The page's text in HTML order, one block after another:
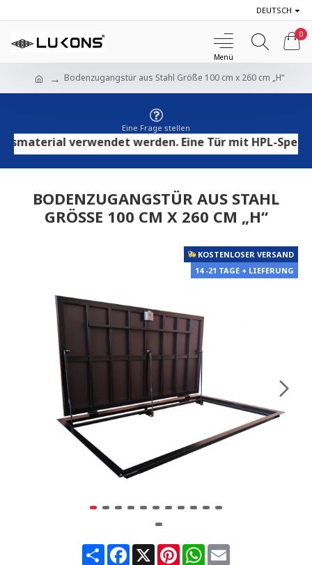
DEUTSCH
0
Bodenzugangstür aus Stahl Größe 100 cm x 260 cm „H“
Eine Frage stellen
verwendet werden. Eine Tür mit HPL-
BODENZUGANGSTÜR AUS STAHL
GRÖSSE 100 CM X 260 CM „H“
KOSTENLOSER VERSAND
14 -21 TAGE + LIEFERUNG
ShareFacebook
X PinterestWhatsApp
Email